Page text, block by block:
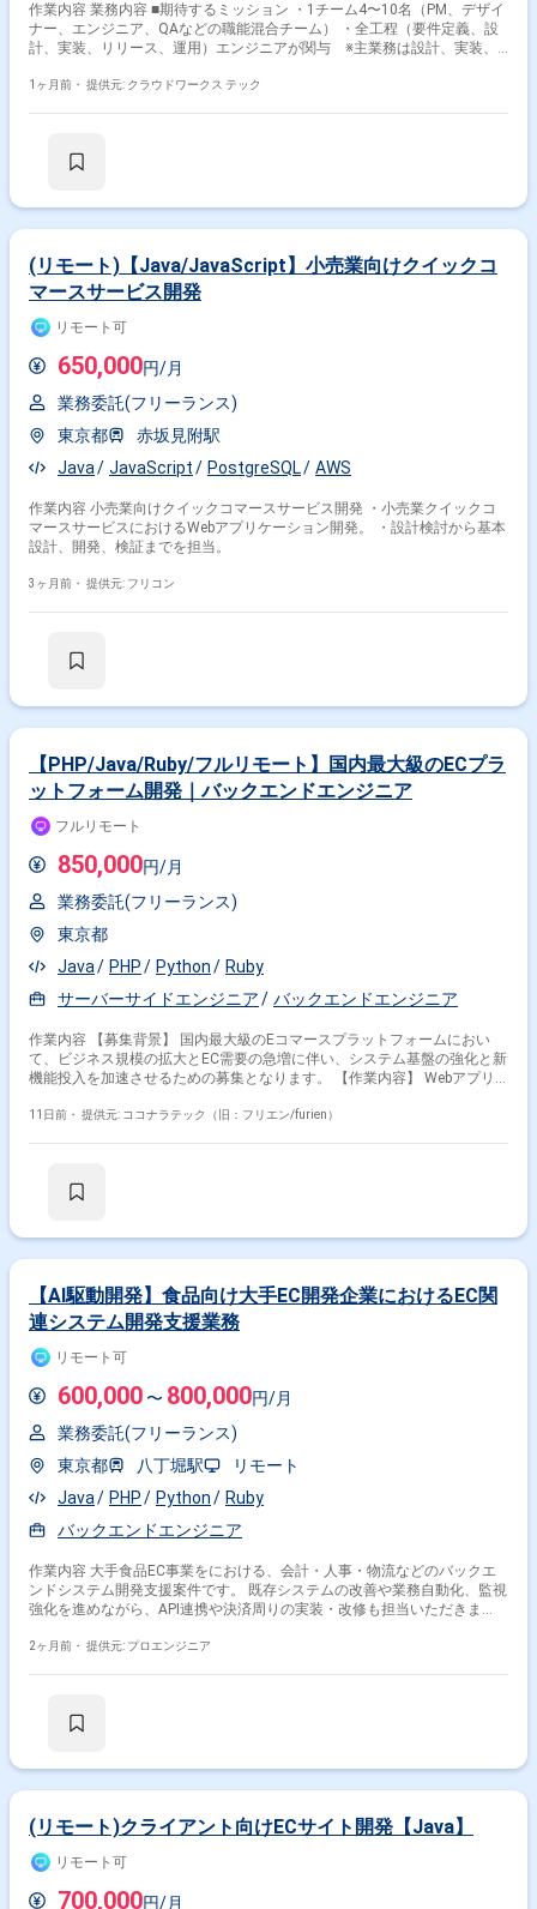
作業内容 業務内容 ■期待するミッション ・1チーム4〜10名（PM、デザイ
ナー、エンジニア、QAなどの職能混合チーム） ・全工程（要件定義、設
計、実装、リリース、運用）エンジニアが関与 ※主業務は設計、実装、
を一部導入したプロセス） ・バックエンドエンジニアは1チームに2-3名、
Firestore, Cloud Spanner, etc.) ・CI/CD：GitHub Actions, Cloud Build ・構
19:00 契約期間：初回は3ヶ月、以降は双方合意のもと更新 ■案件の魅力
・急成長中のソーシャルECサービスのデータ分析に携わることができます
・単なるデータ分析だけでなく、分析結果に基づいた事業戦略の提案まで
担当できます ・経営層と直接コミュニケーションをとり、経営課題の解決
にも貢献できます 関わるサービス・プロダクト ■企業について 「新しい生
活圏のカタチをつくる」をビジョンに掲げ、発見型ソーシャルECアプリを
運営しています。単にモノを購入するだけでなく、買い物を通じて感情を
動かす体験を提供することで、情報・モノ・感情が循環する新しいECの形
を目指している企業様です。 ■プロダクトについて セール商品との偶然の
出会いや、レビュー・クエストといった参加型機能を備えたソーシャルEC
これまでECをあまり利用しなかった40〜50代の女性にも広がるなど、急
に使ってくださるお客様が増え大きく成長しています。 ・2020/04に創
業、累計約46億円を調達 ・2023/06にはピボットを実施し、DAU、GMV
ともに大きく成長を開始 ・2024/03には累計DL数200万を突破、2025/10
角度を更に上げてより多くのお客様に対して価値を生み出していくため
ます。それに伴って漸近的な組織拡大を行いたい、という状況になってい
1ヶ月前・ 提供元: クラウドワークス テック
(リモート)【Java/JavaScript】小売業向けクイックコ
マースサービス開発
リモート可
650,000円/月
業務委託(フリーランス)
東京都
赤坂見附駅
Java
JavaScript PostgreSQL AWS
作業内容 小売業向けクイックコマースサービス開発 ・小売業クイックコ
マースサービスにおけるWebアプリケーション開発。 ・設計検討から基本
設計、開発、検証までを担当。
3ヶ月前・ 提供元: フリコン
【PHP/Java/Ruby/フルリモート】国内最大級のECプラ
ットフォーム開発｜バックエンドエンジニア
フルリモート
850,000円/月
業務委託(フリーランス)
東京都
Java
PHP Python
Ruby
サーバーサイドエンジニア
バックエンドエンジニア
作業内容 【募集背景】 国内最大級のEコマースプラットフォームにおい
て、ビジネス規模の拡大とEC需要の急増に伴い、システム基盤の強化と新
機能投入を加速させるための募集となります。 【作業内容】 Webアプリ
開発を中心に、機能開発の一気通貫したプロセスを担当していただきま
だきます。 日常的なリファクタリングを実施していただきます。 クラウ
ます。 オーナーシップを持って課題に取り組み、どんな部署・立場でも自
らプロダクトを良くしていくために動ける方を求めています。 すでにある
問題を解決するだけでなく、プロダクトの課題やコードレベルの課題な
ど、問題を積極的に見つけていき、自ら解決していける方を求めていま
す。 常に変わっていく状況を楽しみ、変化に柔軟に対応していける方を歓
迎いたします。 顧客やメンバーの成長や成功を喜べる方を求めています。
【ポジションの魅力】 国内最大級のEコマースプラットフォームにおい
て、将来的な10倍の負荷増を見越したスケーラビリティ設計に携わること
ができます。 日常的なリファクタリングやコンテナ化など、技術ドリブン
な環境改善が業務に組み込まれている組織で働くことができます。 設計か
サイクル開発に関わることで、エンジニアとしての総合力を高めることが
できます。 自分のコードが、初めてECを開設する方の夢や、成長したシ
ョップの決済を直接支えていることを実感できる環境です。 【開発環境】
ンな開発環境が整備されています。
11日前・ 提供元: ココナラテック（旧：フリエン/furien）
【AI駆動開発】食品向け大手EC開発企業におけるEC関
連システム開発支援業務
リモート可
600,000 〜 800,000円/月
業務委託(フリーランス)
東京都
八丁堀駅
リモート
Java
PHP Python
Ruby
バックエンドエンジニア
作業内容 大手食品EC事業をにおける、会計・人事・物流などのバックエ
ンドシステム開発支援案件です。 既存システムの改善や業務自動化、監視
強化を進めながら、API連携や決済周りの実装・改修も担当いただきま
も関与いただく想定です。 業務部門と連携し、課題整理から改善施策の推
2ヶ月前・ 提供元: プロエンジニア
(リモート)クライアント向けECサイト開発【Java】
リモート可
700,000円/月